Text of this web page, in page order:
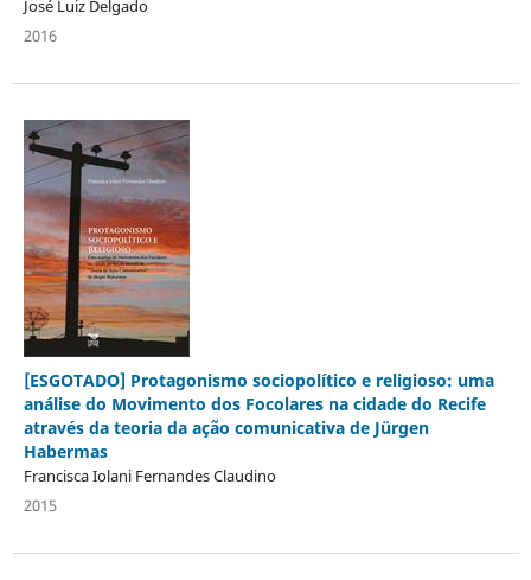
José Luiz Delgado
2016
[ESGOTADO] Protagonismo sociopolítico e religioso: uma
análise do Movimento dos Focolares na cidade do Recife
através da teoria da ação comunicativa de Jürgen
Habermas
Francisca Iolani Fernandes Claudino
2015